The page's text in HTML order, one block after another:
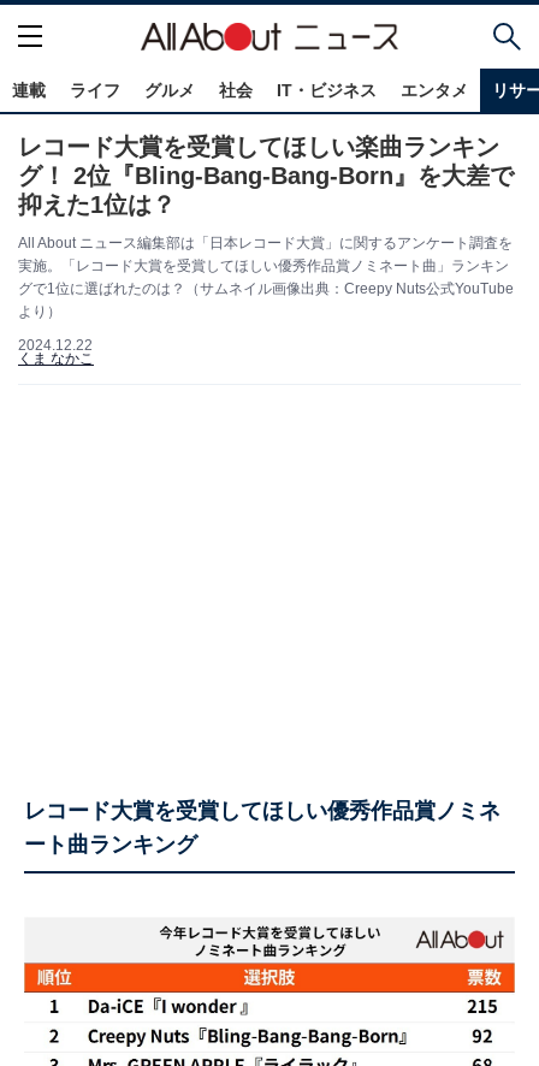
連載 ライフ グルメ 社会 IT・ビジネス エンタメ リサ
レコード大賞を受賞してほしい楽曲ランキン
グ！ 2位『Bling-Bang-Bang-Born』を大差で
抑えた1位は？
All About ニュース編集部は「日本レコード大賞」に関するアンケート調査を
実施。「レコード大賞を受賞してほしい優秀作品賞ノミネート曲」ランキン
グで1位に選ばれたのは？（サムネイル画像出典：Creepy Nuts公式YouTube
より）
2024.12.22
くま なかこ
レコード大賞を受賞してほしい優秀作品賞ノミネ
ート曲ランキング